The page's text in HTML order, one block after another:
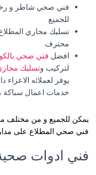
فني صحي شاطر و
للجميع.
تسليك مجاري
محترف.
افضل فني صحي
لتركيب وتسليك
يوفر لعملائه الاعزاء
خدمات اعمال سباكة
يمكن للجميع و من مختلف
فني صحي المطلاع على مدار ٢٤ ساعة لذلك تواصلوا معنا الان.
فني ادوات